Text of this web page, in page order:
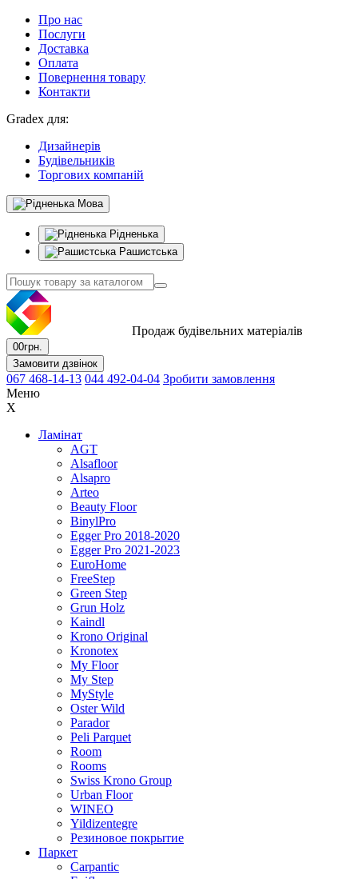
Про нас
Послуги
Доставка
Оплата
Повернення товару
Контакти
Gradex для:
Дизайнерів
Будівельників
Торгових компаній
Мова
Рідненька
Рашистська
Продаж будівельних матеріалів
00грн.
Замовити дзвінок
067 468-14-13 044 492-04-04 Зробити замовлення
Меню
X
Ламінат
AGT
Alsafloor
Alsapro
Arteo
Beauty Floor
BinylPro
Egger Pro 2018-2020
Egger Pro 2021-2023
EuroHome
FreeStep
Green Step
Grun Holz
Kaindl
Krono Original
Kronotex
My Floor
My Step
MyStyle
Oster Wild
Parador
Peli Parquet
Room
Rooms
Swiss Krono Group
Urban Floor
WINEO
Yildizentegre
Резиновое покрытие
Паркет
Carpantic